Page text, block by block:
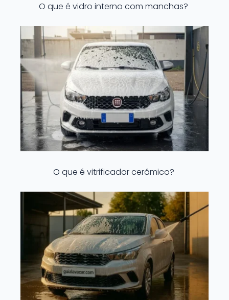
O que é vidro interno com manchas?
O que é vitrificador cerâmico?